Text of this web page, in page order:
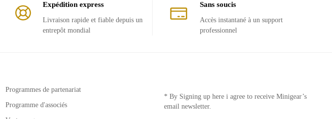
Expédition express
Livraison rapide et fiable depuis un
entrepôt mondial
Sans soucis
Accès instantané à un support
professionnel
Programmes de partenariat
Programme d'associés
* By Signing up here i agree to receive Minigear’s
email newsletter.